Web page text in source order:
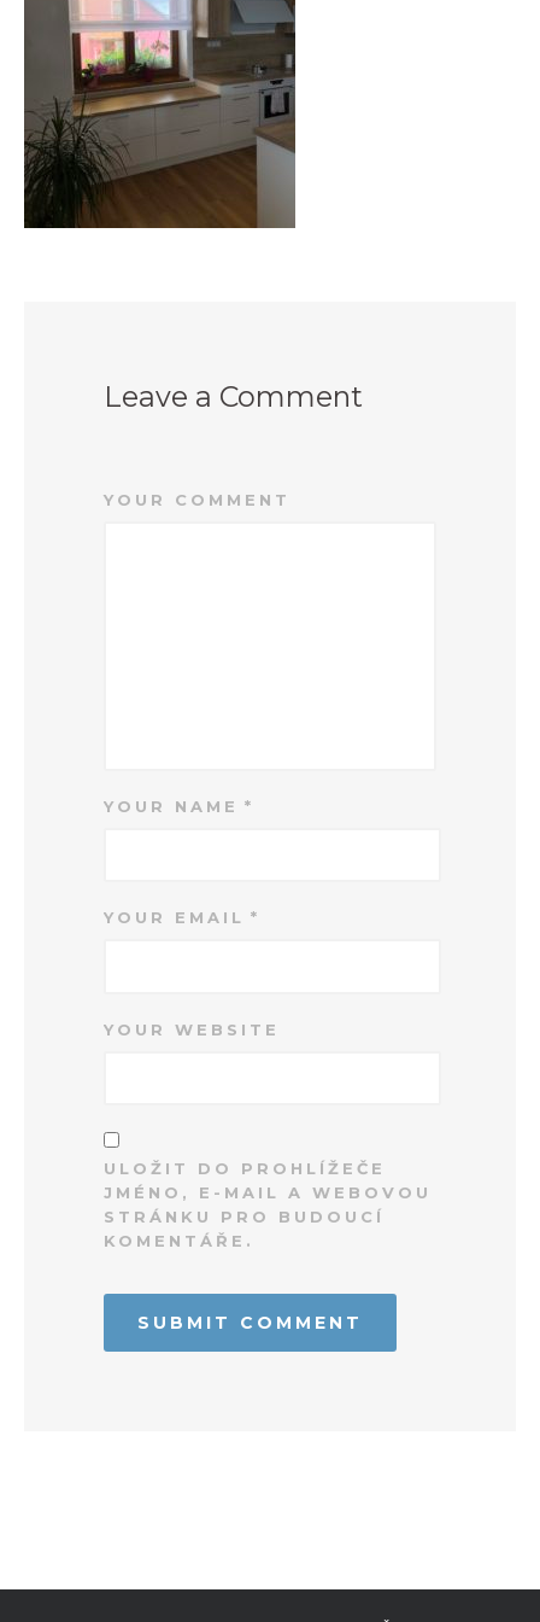
PRODEJNY
BLOG
KONTAKT
Leave a Comment
YOUR COMMENT
YOUR NAME
YOUR EMAIL
YOUR WEBSITE
ULOŽIT DO PROHLÍŽEČE
JMÉNO, E-MAIL A WEBOVOU
STRÁNKU PRO BUDOUCÍ
KOMENTÁŘE.